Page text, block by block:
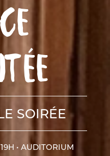
SOIRÉE
• AUDITORIUM